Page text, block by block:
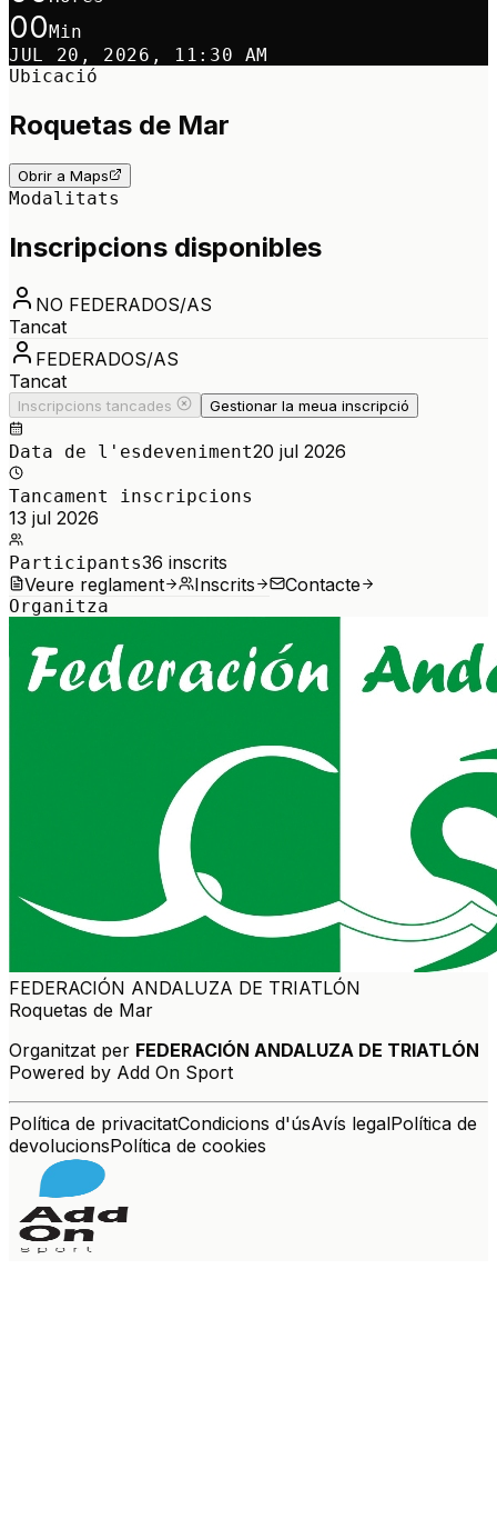
00Min
JUL 20, 2026, 11:30 AM
Ubicació
Roquetas de Mar
Obrir a Maps
Modalitats
Inscripcions disponibles
NO FEDERADOS/AS
Tancat
FEDERADOS/AS
Tancat
Inscripcions tancades Gestionar la meua inscripció
Data de l'esdeveniment20 jul 2026
Tancament inscripcions
13 jul 2026
Participants36 inscrits
Veure reglament
Inscrits Contacte
Organitza
FEDERACIÓN ANDALUZA DE TRIATLÓN
Roquetas de Mar
Organitzat per FEDERACIÓN ANDALUZA DE TRIATLÓN
Powered by Add On Sport
Política de privacitatCondicions d'úsAvís legalPolítica de
devolucionsPolítica de cookies